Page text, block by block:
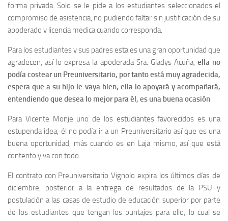
forma privada. Solo se le pide a los estudiantes seleccionados el
compromiso de asistencia, no pudiendo faltar sin justificación de su
apoderado y licencia medica cuando corresponda.
Para los estudiantes y sus padres esta es una gran oportunidad que
agradecen, así lo expresa la apoderada Sra. Gladys Acuña, ella no
podía costear un Preuniversitario, por tanto está muy agradecida,
espera que a su hijo le vaya bien, ella lo apoyará y acompañará,
entendiendo que desea lo mejor para él, es una buena ocasión.
Para Vicente Monje uno de los estudiantes favorecidos es una
estupenda idea, él no podía ir a un Preuniversitario así que es una
buena oportunidad, más cuando es en Laja mismo, así que está
contento y va con todo.
El contrato con Preuniversitario Vignolo expira los últimos días de
diciembre, posterior a la entrega de resultados de la PSU y
postulación a las casas de estudio de educación superior por parte
de los estudiantes que tengan los puntajes para ello, lo cual se